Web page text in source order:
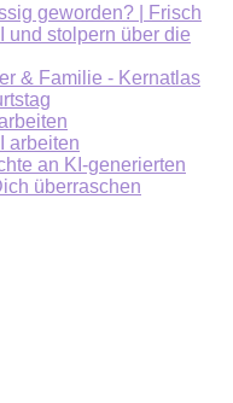
geworden? | Frisch
und stolpern über die
& Familie - Kernatlas
arbeiten
an KI-generierten
überraschen